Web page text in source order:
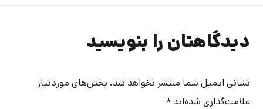
دیدگاهتان را بنویسید
نشانی ایمیل شما منتشر نخواهد شد. بخش‌های موردنیاز
علامت‌گذاری شده‌اند*